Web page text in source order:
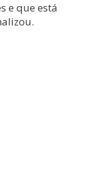
e que está